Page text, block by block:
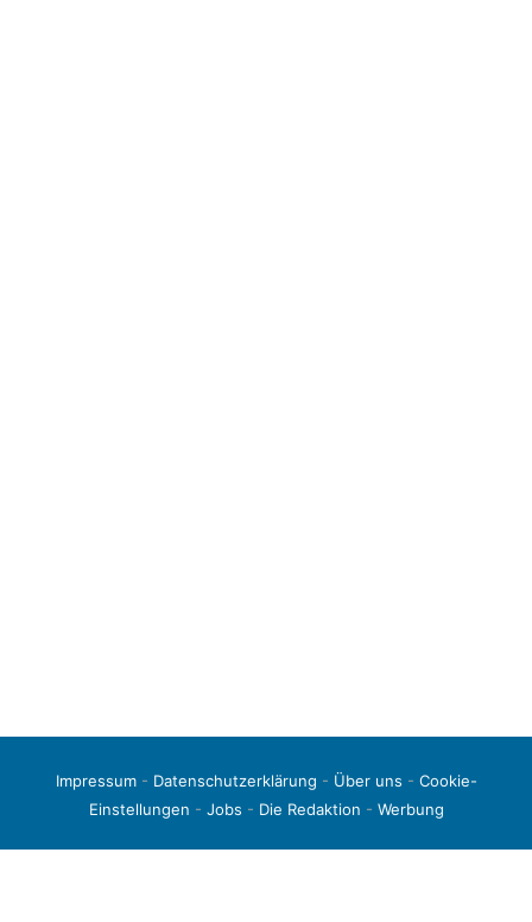
Impressum- Datenschutzerklärung - Über uns - Cookie-
Einstellungen - Jobs - Die Redaktion - Werbung